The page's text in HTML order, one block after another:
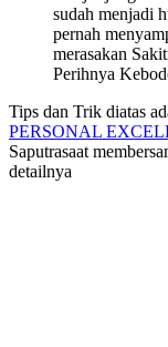
sudah menjadi
pernah
merasakan
Perihnya
Tips dan Trik diatas
PERSONAL
Saputrasaat
detailnya